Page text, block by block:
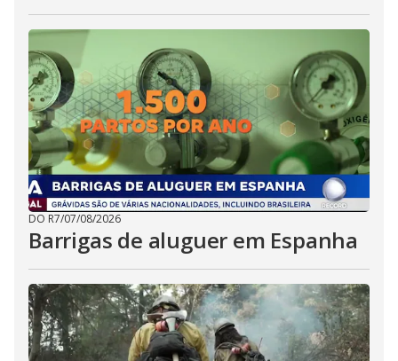
DO R7/07/08/2026
Barrigas de aluguer em Espanha